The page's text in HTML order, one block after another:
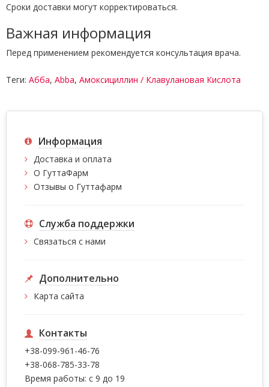
Сроки доставки могут корректироваться.
Важная информация
Перед применением рекомендуется консультация врача.
Теги: Абба, Abba, Амоксициллин / Клавулановая Кислота
Информация
Доставка и оплата
О ГуттаФарм
Отзывы о Гуттафарм
Служба поддержки
Связаться с нами
Дополнительно
Карта сайта
Контакты
+38-099-961-46-76
+38-068-785-33-78
Время работы: с 9 до 19